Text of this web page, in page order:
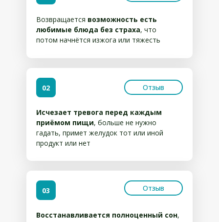
Возвращается возможность есть
любимые блюда без страха, что
потом начнётся изжога или тяжесть
Исчезает тревога перед каждым
приёмом пищи, больше не нужно
гадать, примет желудок тот или иной
продукт или нет
02
Восстанавливается полноценный сон,
03
Отзыв
Отзыв